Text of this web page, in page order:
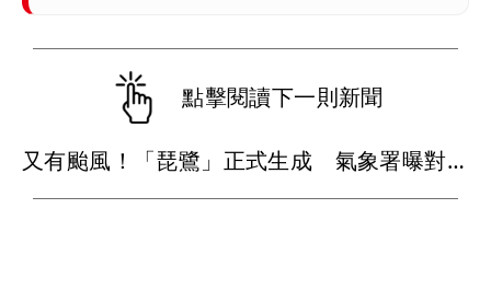
點擊閱讀下一則新聞
又有颱風！「琵鷺」正式生成 氣象署曝對台影響